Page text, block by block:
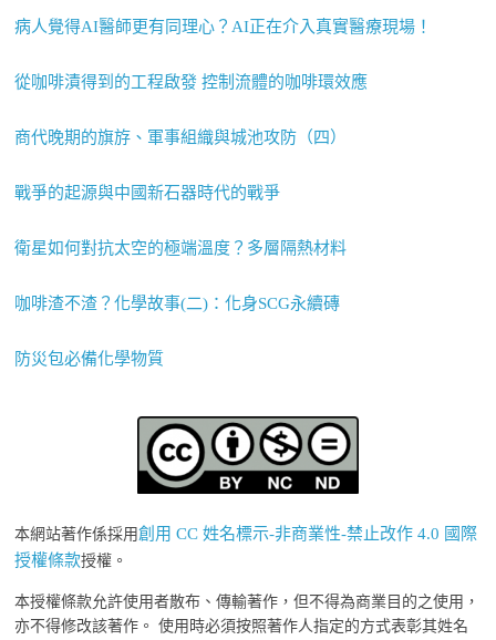
病人覺得AI醫師更有同理心？AI正在介入真實醫療現場！
從咖啡漬得到的工程啟發 控制流體的咖啡環效應
商代晚期的旗斿、軍事組織與城池攻防（四）
戰爭的起源與中國新石器時代的戰爭
衛星如何對抗太空的極端溫度？多層隔熱材料
咖啡渣不渣？化學故事(二)：化身SCG永續磚
防災包必備化學物質
本網站著作係採用創用 CC 姓名標示-非商業性-禁止改作 4.0 國際
授權條款授權。
本授權條款允許使用者散布、傳輸著作，但不得為商業目的之使用，
亦不得修改該著作。 使用時必須按照著作人指定的方式表彰其姓名